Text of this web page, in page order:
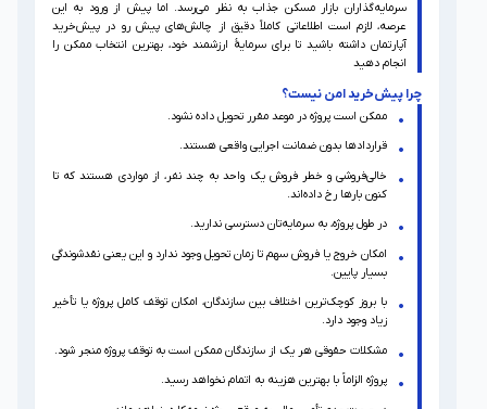
سرمایه‌گذاران بازار مسکن جذاب به نظر می‌رسد. اما پیش از ورود به این
عرصه، لازم است اطلاعاتی کاملاً دقیق از چالش‌های پیش رو در پیش‌خرید
آپارتمان داشته باشید تا برای سرمایۀ ارزشمند خود، بهترین انتخاب ممکن را
انجام دهید
چرا پیش‌خرید امن نیست؟
ممکن است پروژه در موعد مقرر تحویل داده نشود.
قراردادها بدون ضمانت اجرایی واقعی‌ هستند.
خالی‌فروشی و خطر فروش یک واحد به چند نفر، از مواردی هستند که تا
کنون بارها رخ داده‌اند.
در طول پروژه، به سرمایه‌تان دسترسی ندارید.
امکان خروج یا فروش سهم تا زمان تحویل وجود ندارد و این یعنی نقدشوندگی
بسیار پایین.
با بروز کوچک‌ترین اختلاف بین سازندگان، امکان توقف کامل پروژه یا تأخیر
زیاد وجود دارد.
مشکلات حقوقی هر یک از سازندگان ممکن است به توقف پروژه منجر شود.
پروژه الزاماً با بهترین هزینه به اتمام نخواهد رسید.